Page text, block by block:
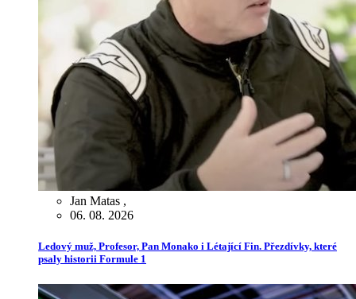
Jan Matas ,
06. 08. 2026
Ledový muž, Profesor, Pan Monako i Létající Fin. Přezdívky, které
psaly historii Formule 1